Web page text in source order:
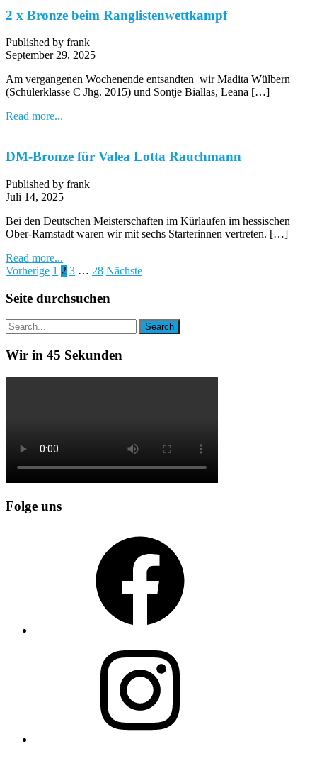
2 x Bronze beim Ranglistenwettkampf
Published by frank
September 29, 2025
Am vergangenen Wochenende entsandten wir Madita Wülbern
(Schülerklasse C Jhg. 2015) und Sontje Biallas, Leana […]
Read more...
DM-Bronze für Valea Lotta Rauchmann
Published by frank
Juli 14, 2025
Bei den Deutschen Meisterschaften im Kürlaufen im hessischen
Ober-Ramstadt waren wir mit sechs Starterinnen vertreten. […]
Read more...
Seitennummerierung
der
Vorherige 1 2 3 … 28 Nächste
Seite durchsuchen
Wir in 45 Sekunden
Folge uns